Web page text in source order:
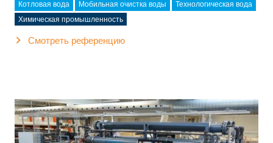
Котловая вода Мобильная очистка воды Технологическая вода
Химическая промышленность
Смотреть референцию